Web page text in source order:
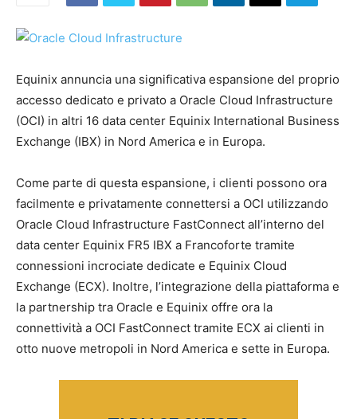
Equinix annuncia una significativa espansione del proprio
accesso dedicato e privato a Oracle Cloud Infrastructure
(OCI) in altri 16 data center Equinix International Business
Exchange (IBX) in Nord America e in Europa.
Come parte di questa espansione, i clienti possono ora
facilmente e privatamente connettersi a OCI utilizzando
Oracle Cloud Infrastructure FastConnect all’interno del
data center Equinix FR5 IBX a Francoforte tramite
connessioni incrociate dedicate e Equinix Cloud
Exchange (ECX). Inoltre, l’integrazione della piattaforma e
la partnership tra Oracle e Equinix offre ora la
connettività a OCI FastConnect tramite ECX ai clienti in
otto nuove metropoli in Nord America e sette in Europa.